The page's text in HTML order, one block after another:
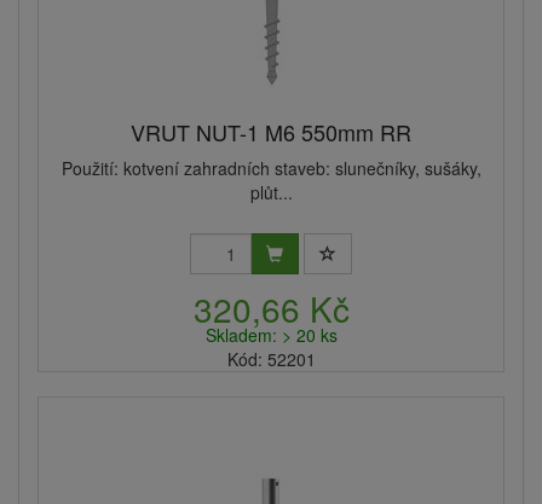
VRUT NUT-1 M6 550mm RR
Použití: kotvení zahradních staveb: slunečníky, sušáky,
plůt...
320,66 Kč
Skladem: > 20 ks
Kód: 52201